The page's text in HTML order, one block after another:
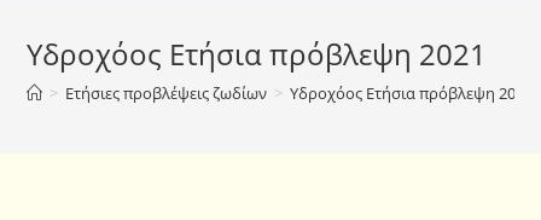
Υδροχόος Ετήσια πρόβλεψη 2021
> Ετήσιες προβλέψεις ζωδίων > Υδροχόος Ετήσια πρόβλεψη 2021